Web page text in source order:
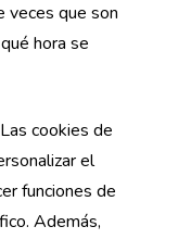
veces que son
hora se
cookies de
el
funciones de
Además,